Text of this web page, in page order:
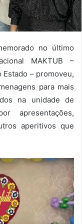
no último
MAKTUB –
– promoveu,
para mais
na unidade de
apresentações,
aperitivos que